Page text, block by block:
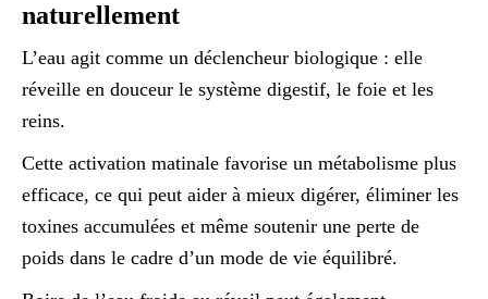
naturellement
L’eau agit comme un déclencheur biologique : elle
réveille en douceur le système digestif, le foie et les
reins.
Cette activation matinale favorise un métabolisme plus
efficace, ce qui peut aider à mieux digérer, éliminer les
toxines accumulées et même soutenir une perte de
poids dans le cadre d’un mode de vie équilibré.